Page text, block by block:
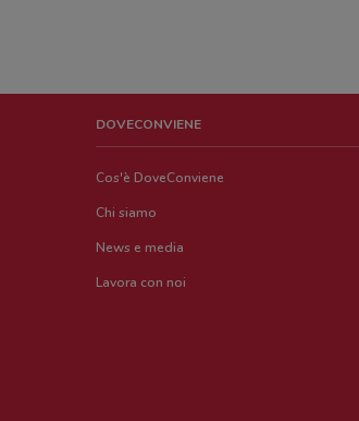
DOVECONVIENE
Cos'è DoveConviene
Chi siamo
News e media
Lavora con noi